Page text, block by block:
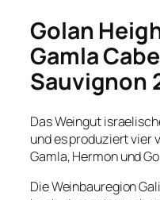
Golan
Gamla
Sauvignon
Das Weingut
und es produziert vier
Gamla, Hermon und
Die Weinbauregion